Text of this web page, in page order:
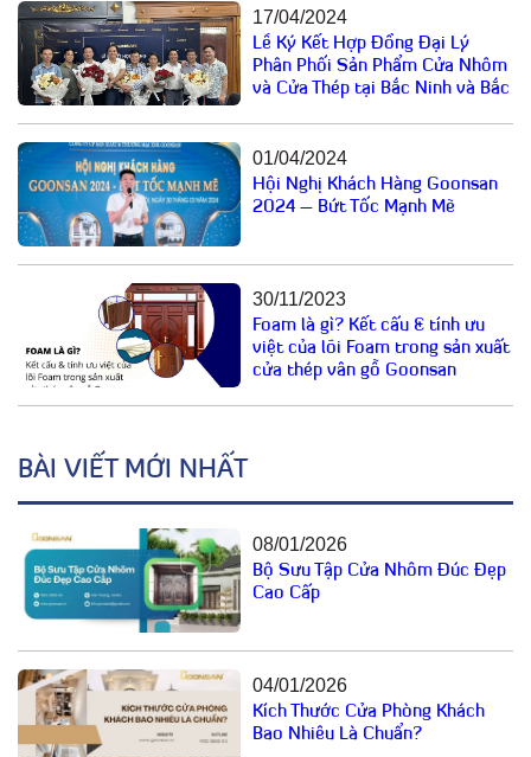
17/04/2024
Lễ Ký Kết Hợp Đồng Đại Lý
Phân Phối Sản Phẩm Cửa Nhôm
và Cửa Thép tại Bắc Ninh và Bắc
01/04/2024
Hội Nghị Khách Hàng Goonsan
2024 – Bứt Tốc Mạnh Mẽ
30/11/2023
Foam là gì? Kết cấu & tính ưu
việt của lõi Foam trong sản xuất
cửa thép vân gỗ Goonsan
BÀI VIẾT MỚI NHẤT
08/01/2026
Bộ Sưu Tập Cửa Nhôm Đúc Đẹp
Cao Cấp
04/01/2026
Kích Thước Cửa Phòng Khách
Bao Nhiêu Là Chuẩn?